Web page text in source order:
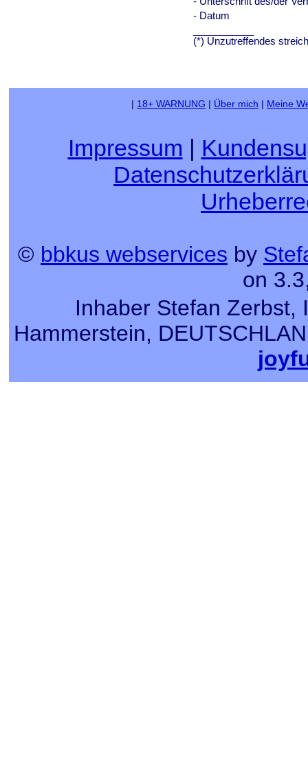
- Datum
(*) Unzutreffendes
| 18+ WARNUNG | Über mich | Meine
Impressum
© bbkus webservices by
on
Inhaber Stefan Zerbst,
Hammerstein,